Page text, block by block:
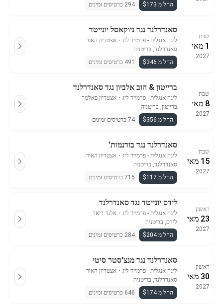
החל מ $173
294 כרטיסים זמינים
שבת
1 מאי
2027
סאנדרלנד נגד ניוקאסל יונייטד
ליגה אנגלית - פרמייר ליג ・ אצטדיון האור
סאנדרלנד, בריטניה
החל מ $346
491 כרטיסים זמינים
שבת
8 מאי
2027
ברייטון & הוב אלביון נגד סאנדרלנד
ליגה אנגלית - פרמייר ליג ・ אצטדיון פאלמר
ברייטון, בריטניה
החל מ $356
74 כרטיסים זמינים
שבת
15 מאי
2027
סאנדרלנד נגד בורנמות'
ליגה אנגלית - פרמייר ליג ・ אצטדיון האור
סאנדרלנד, בריטניה
החל מ $117
715 כרטיסים זמינים
ראשון
23 מאי
2027
לידס יונייטד נגד סאנדרלנד
ליגה אנגלית - פרמייר ליג ・ אלנד רואד
לידס, בריטניה
החל מ $204
284 כרטיסים זמינים
ראשון
30 מאי
2027
סאנדרלנד נגד מנצ'סטר סיטי
ליגה אנגלית - פרמייר ליג ・ אצטדיון האור
סאנדרלנד, בריטניה
החל מ $174
646 כרטיסים זמינים